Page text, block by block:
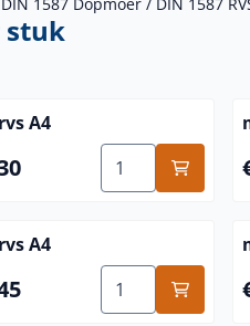
stuk
A4
Aantal kiezen voor
A4
Aantal kiezen voor